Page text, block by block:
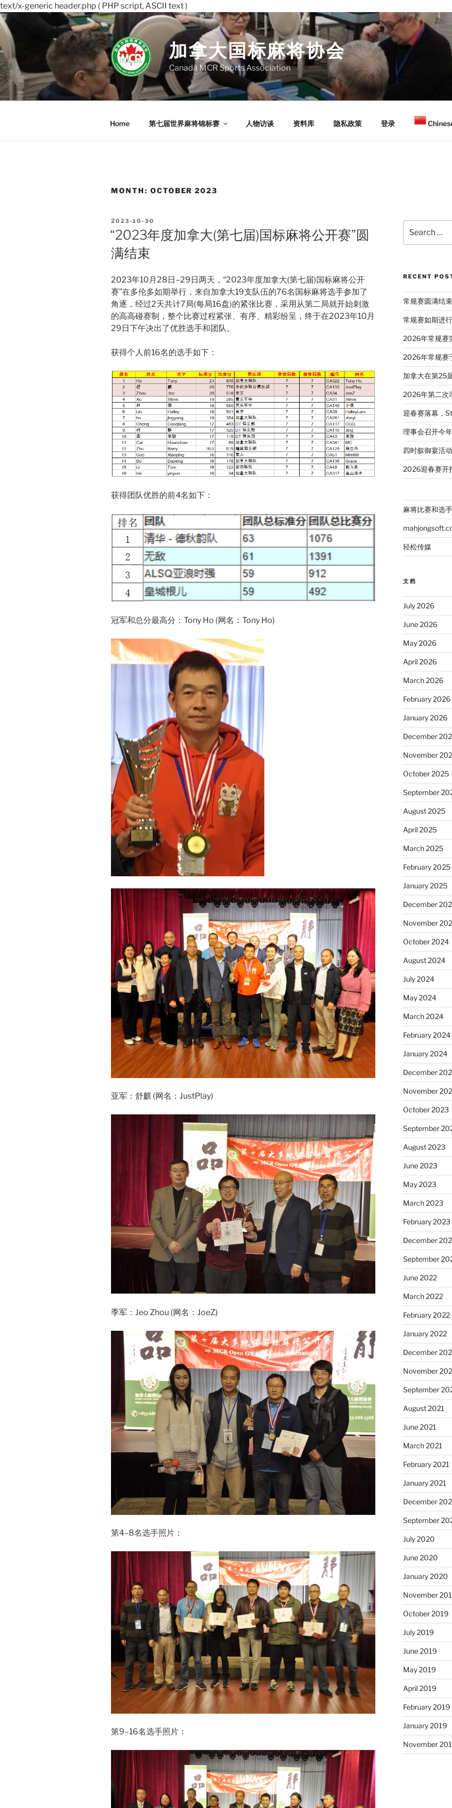
text/x-generic header.php ( PHP script, ASCII text )
Skip
to
content
加拿大国标麻将协会
Canada MCR Sports Association
Home 第七届世界麻将锦标赛 人物访谈 资料库 隐私政策 登录
MONTH: OCTOBER 2023
POSTED
ON
2023-10-30
“2023年度加拿大(第七届)国标麻将公开赛”圆
满结束
2023年10月28日–29日两天，“2023年度加拿大(第七届)国标麻将公开
赛”在多伦多如期举行，来自加拿大19支队伍的76名国标麻将选手参加了
角逐，经过2天共计7局(每局16盘)的紧张比赛，采用从第二局就开始刺激
的高高碰赛制，整个比赛过程紧张、有序、精彩纷呈，终于在2023年10月
29日下午决出了优胜选手和团队。
获得个人前16名的选手如下：
获得团队优胜的前4名如下：
冠军和总分最高分：Tony Ho (网名：Tony Ho)
亚军：舒麒 (网名：JustPlay)
季军：Jeo Zhou (网名：JoeZ)
第4–8名选手照片：
第9–16名选手照片：
for:
RECENT
常规赛圆满结
常规赛如期进行
2026年常规赛
2026年常规赛
加拿大在第25
2026年第二次
迎春赛落幕，
理事会召开今
四时叙御宴活
2026迎春赛开
麻将比赛和选
轻松传媒
文档
July 2026
June 2026
May 2026
April 2026
March 2026
February 2026
January 2026
December
November
October 2025
September
August 2025
April 2025
March 2025
February 2025
January 2025
December
November
October 2024
August 2024
July 2024
May 2024
March 2024
February 2024
January 2024
December
November
October 2023
September
August 2023
June 2023
May 2023
March 2023
February 2023
December
September
June 2022
March 2022
February 2022
January 2022
December
November
September
August 2021
June 2021
March 2021
February 2021
January 2021
December
September
July 2020
June 2020
January 2020
November
October 2019
July 2019
June 2019
May 2019
April 2019
February 2019
January 2019
November